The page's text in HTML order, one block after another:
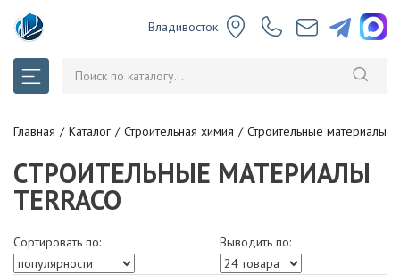
Владивосток
Главная Каталог Строительная химия Строительные материалы
СТРОИТЕЛЬНЫЕ МАТЕРИАЛЫ
TERRACO
Сортировать по: Выводить по: